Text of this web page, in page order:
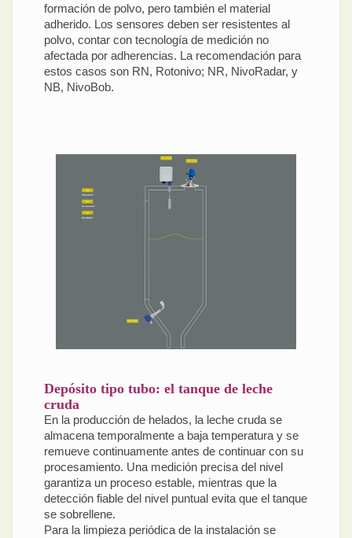
formación de polvo, pero también el material
adherido. Los sensores deben ser resistentes al
polvo, contar con tecnología de medición no
afectada por adherencias. La recomendación para
estos casos son RN, Rotonivo; NR, NivoRadar, y
NB, NivoBob.
Depósito tipo tubo: el tanque de leche
cruda
En la producción de helados, la leche cruda se
almacena temporalmente a baja temperatura y se
remueve continuamente antes de continuar con su
procesamiento. Una medición precisa del nivel
garantiza un proceso estable, mientras que la
detección fiable del nivel puntual evita que el tanque
se sobrellene.
Para la limpieza periódica de la instalación se